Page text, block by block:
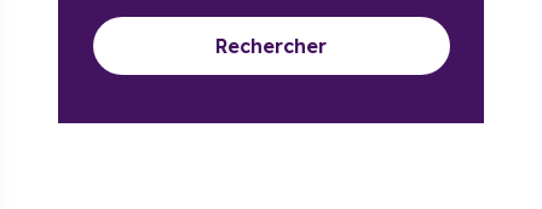
Rechercher